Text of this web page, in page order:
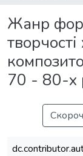
Жанр
70 - 80-х